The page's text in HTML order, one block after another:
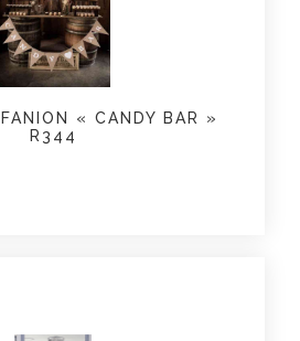
« CANDY BAR »
R344